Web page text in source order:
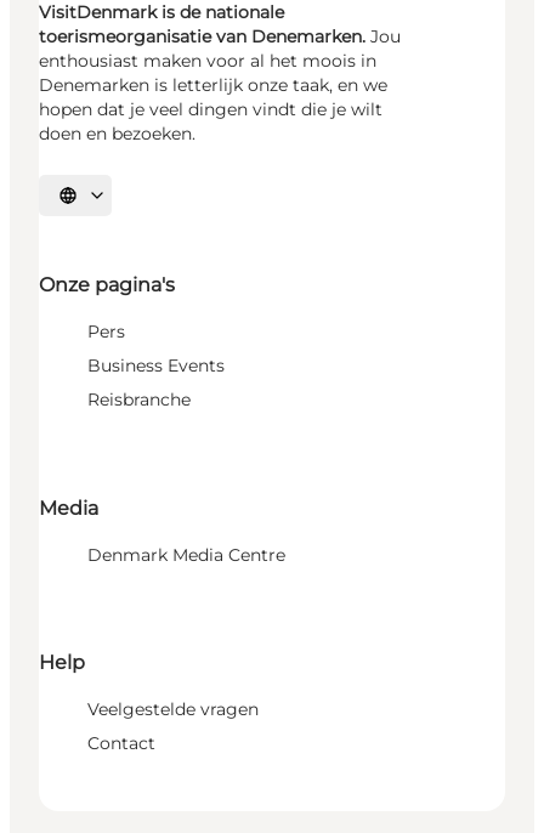
VisitDenmark is de nationale
toerismeorganisatie van Denemarken. Jou
enthousiast maken voor al het moois in
Denemarken is letterlijk onze taak, en we
hopen dat je veel dingen vindt die je wilt
doen en bezoeken.
Selecteer taal
Onze pagina's
Pers
Business Events
Reisbranche
Media
Denmark Media Centre
Help
Veelgestelde vragen
Contact